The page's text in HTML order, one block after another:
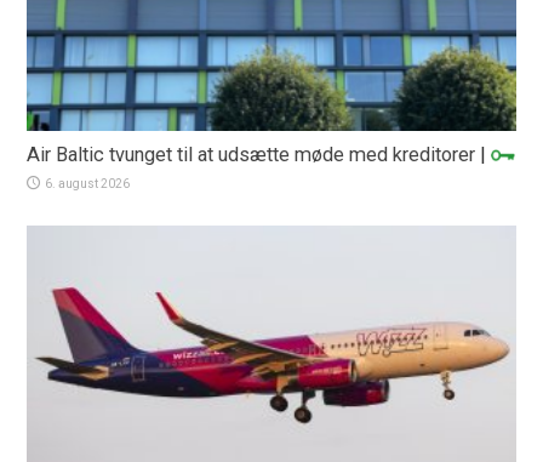
Air Baltic tvunget til at udsætte møde med kreditorer |
6. august 2026